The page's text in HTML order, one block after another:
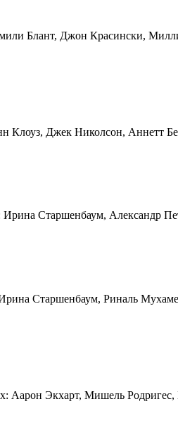
Блант, Джон Красински,
Клоуз, Джек Николсон, Аннетт
Старшенбаум, Александр
Старшенбаум, Риналь
Аарон Экхарт, Мишель